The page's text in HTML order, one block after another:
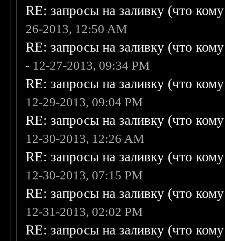
RE: запросы на заливку (что
26-2013, 12:50 AM
RE: запросы на заливку (что
- 12-27-2013, 09:34 PM
RE: запросы на заливку (что
12-29-2013, 09:04 PM
RE: запросы на заливку (что
12-30-2013, 12:26 AM
RE: запросы на заливку (что
12-30-2013, 07:15 PM
RE: запросы на заливку (что
12-31-2013, 02:02 PM
RE: запросы на заливку (что